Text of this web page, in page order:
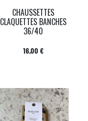
CHAUSSETTES
CLAQUETTES BANCHES
36/40
Prix
16,00 €